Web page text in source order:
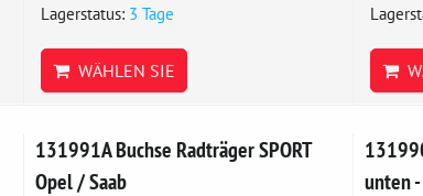
Lagerstatus: 3 Tage
WÄHLEN SIE
131991A Buchse Radträger SPORT
Opel / Saab
unten